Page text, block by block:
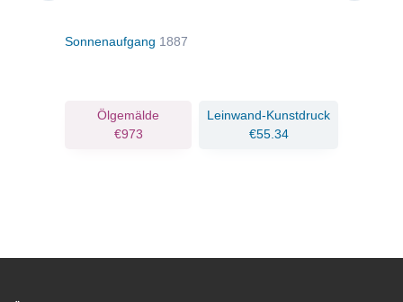
Sonnenaufgang 1887
Ölgemälde
€973
Leinwand-Kunstdruck
€55.34